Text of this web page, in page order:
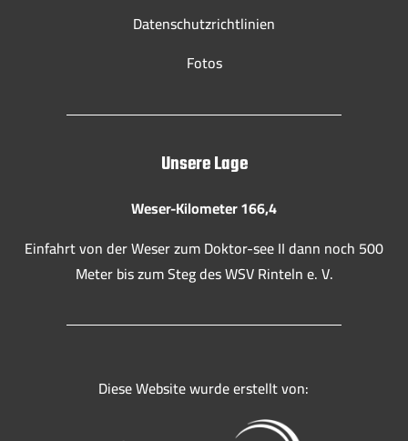
Datenschutzrichtlinien
Fotos
Unsere Lage
Weser-Kilometer 166,4
Einfahrt von der Weser zum Doktor-see II dann noch 500
Meter bis zum Steg des WSV Rinteln e. V.
Diese Website wurde erstellt von: